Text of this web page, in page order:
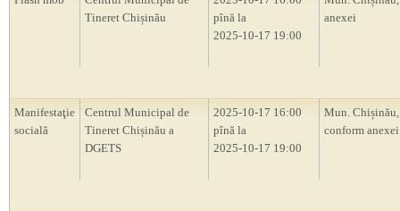
Tineret Chișinău
pînă la
2025-10-17 19:00
anexei
Manifestaţie
socială
Centrul Municipal de
Tineret Chișinău a
DGETS
2025-10-17 16:00
pînă la
2025-10-17 19:00
Mun.
conform anexei